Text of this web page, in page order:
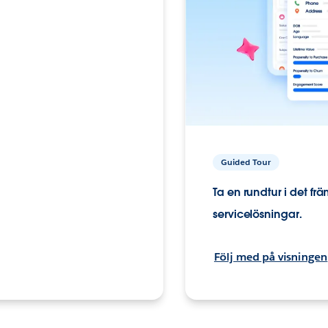
Guided Tour
Ta en rundtur i det
servicelösningar.
Följ med på visningen